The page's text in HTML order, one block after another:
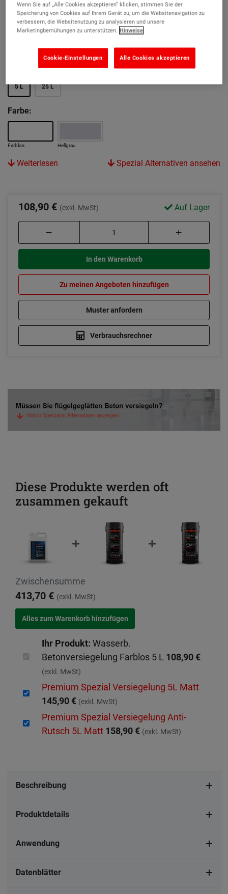
Reduziert Verfärbungen und ist einfach zu reinigen
Geeignet für allgemeine industrielle Nutzung
Bindet Staub und versiegelt in einem
5 L 25 L
Farbe:
Farblos Hellgrau
Weiterlesen Spezial Alternativen ansehen
108,90 € (exkl. MwSt) Auf Lager
In den Warenkorb
Zu meinen Angeboten hinzufügen
Muster anfordern
Verbrauchsrechner
Diese Produkte werden oft
zusammen gekauft
Zwischensumme
413,70 € (exkl. MwSt)
Ihr Produkt: Wasserb.
Betonversiegelung Farblos 5 L 108,90 €
(exkl. MwSt)
Premium Spezial Versiegelung 5L Matt
145,90 € (exkl. MwSt)
Premium Spezial Versiegelung Anti-
Rutsch 5L Matt 158,90 € (exkl. MwSt)
Beschreibung
Produktdetails
Anwendung
Datenblätter
Wenn Sie auf „Alle Cookies akzeptieren“ klicken, stimmen Sie der
Speicherung von Cookies auf Ihrem Gerät zu, um die Websitenavigation zu
verbessern, die Websitenutzung zu analysieren und unsere
Marketingbemühungen zu unterstützen. Hinweise
Alle Cookies akzeptieren
Cookie-Einstellungen